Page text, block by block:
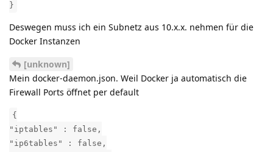
}
Deswegen muss ich ein Subnetz aus 10.x.x. nehmen für die
Docker Instanzen
[unknown]
Mein docker-daemon.json. Weil Docker ja automatisch die
Firewall Ports öffnet per default
{
"iptables" : false,
"ip6tables" : false,